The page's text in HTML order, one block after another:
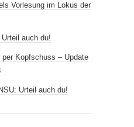
Vorlesung im Lokus der
Urteil auch du!
per Kopfschuss – Update
NSU: Urteil auch du!